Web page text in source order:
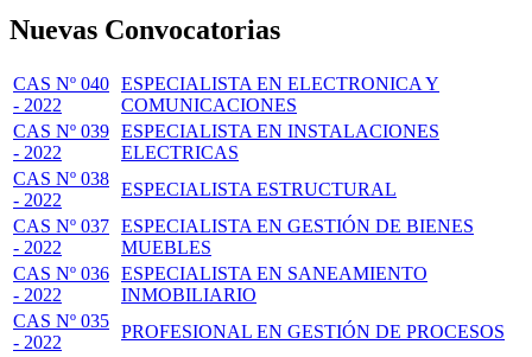
Nuevas Convocatorias
CAS Nº 040
- 2022
ESPECIALISTA EN ELECTRONICA Y
COMUNICACIONES
CAS Nº 039
- 2022
ESPECIALISTA EN INSTALACIONES
ELECTRICAS
CAS Nº 038
- 2022
ESPECIALISTA ESTRUCTURAL
CAS Nº 037
- 2022
ESPECIALISTA EN GESTIÓN DE BIENES
MUEBLES
CAS Nº 036
- 2022
ESPECIALISTA EN SANEAMIENTO
INMOBILIARIO
CAS Nº 035
- 2022
PROFESIONAL EN GESTIÓN DE PROCESOS